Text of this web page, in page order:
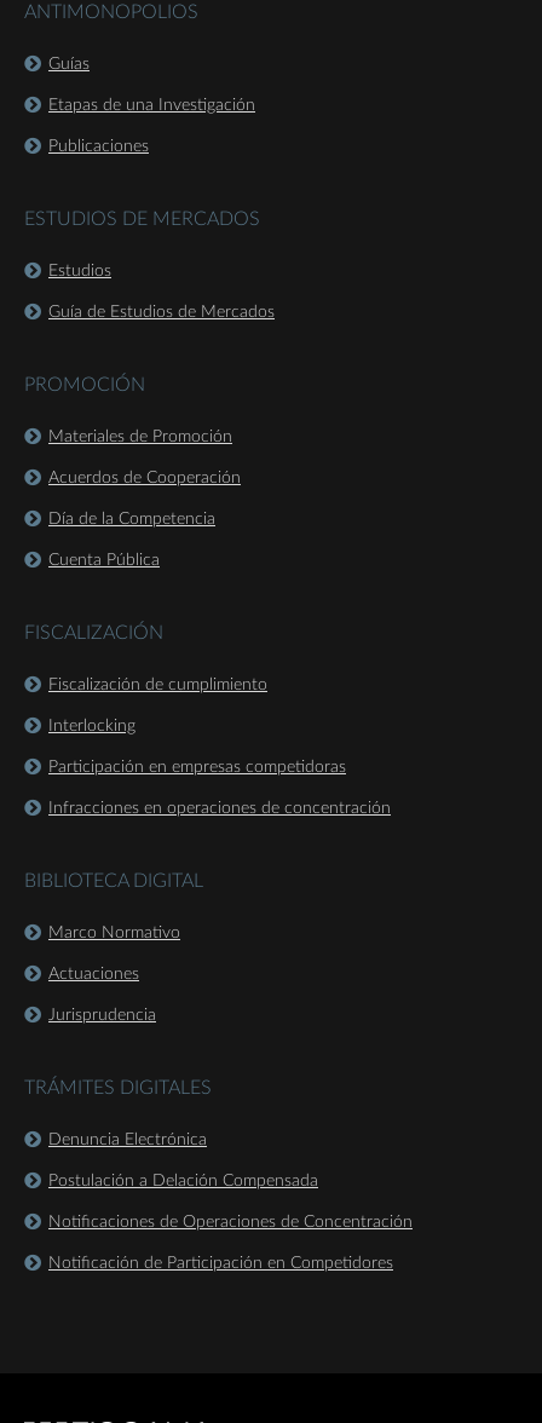
ANTIMONOPOLIOS
Guías
Etapas de una Investigación
Publicaciones
ESTUDIOS DE MERCADOS
Estudios
Guía de Estudios de Mercados
PROMOCIÓN
Materiales de Promoción
Acuerdos de Cooperación
Día de la Competencia
Cuenta Pública
FISCALIZACIÓN
Fiscalización de cumplimiento
Interlocking
Participación en empresas competidoras
Infracciones en operaciones de concentración
BIBLIOTECA DIGITAL
Marco Normativo
Actuaciones
Jurisprudencia
TRÁMITES DIGITALES
Denuncia Electrónica
Postulación a Delación Compensada
Notificaciones de Operaciones de Concentración
Notificación de Participación en Competidores